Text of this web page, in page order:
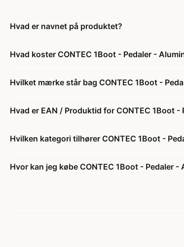
Hvad er navnet på produktet?
Hvad koster CONTEC 1Boot - Pedaler -
Hvilket mærke står bag CONTEC 1Boot -
Hvad er EAN / Produktid for CONTEC 1Boot
Hvilken kategori tilhører CONTEC 1Boot -
Hvor kan jeg købe CONTEC 1Boot - Pedaler